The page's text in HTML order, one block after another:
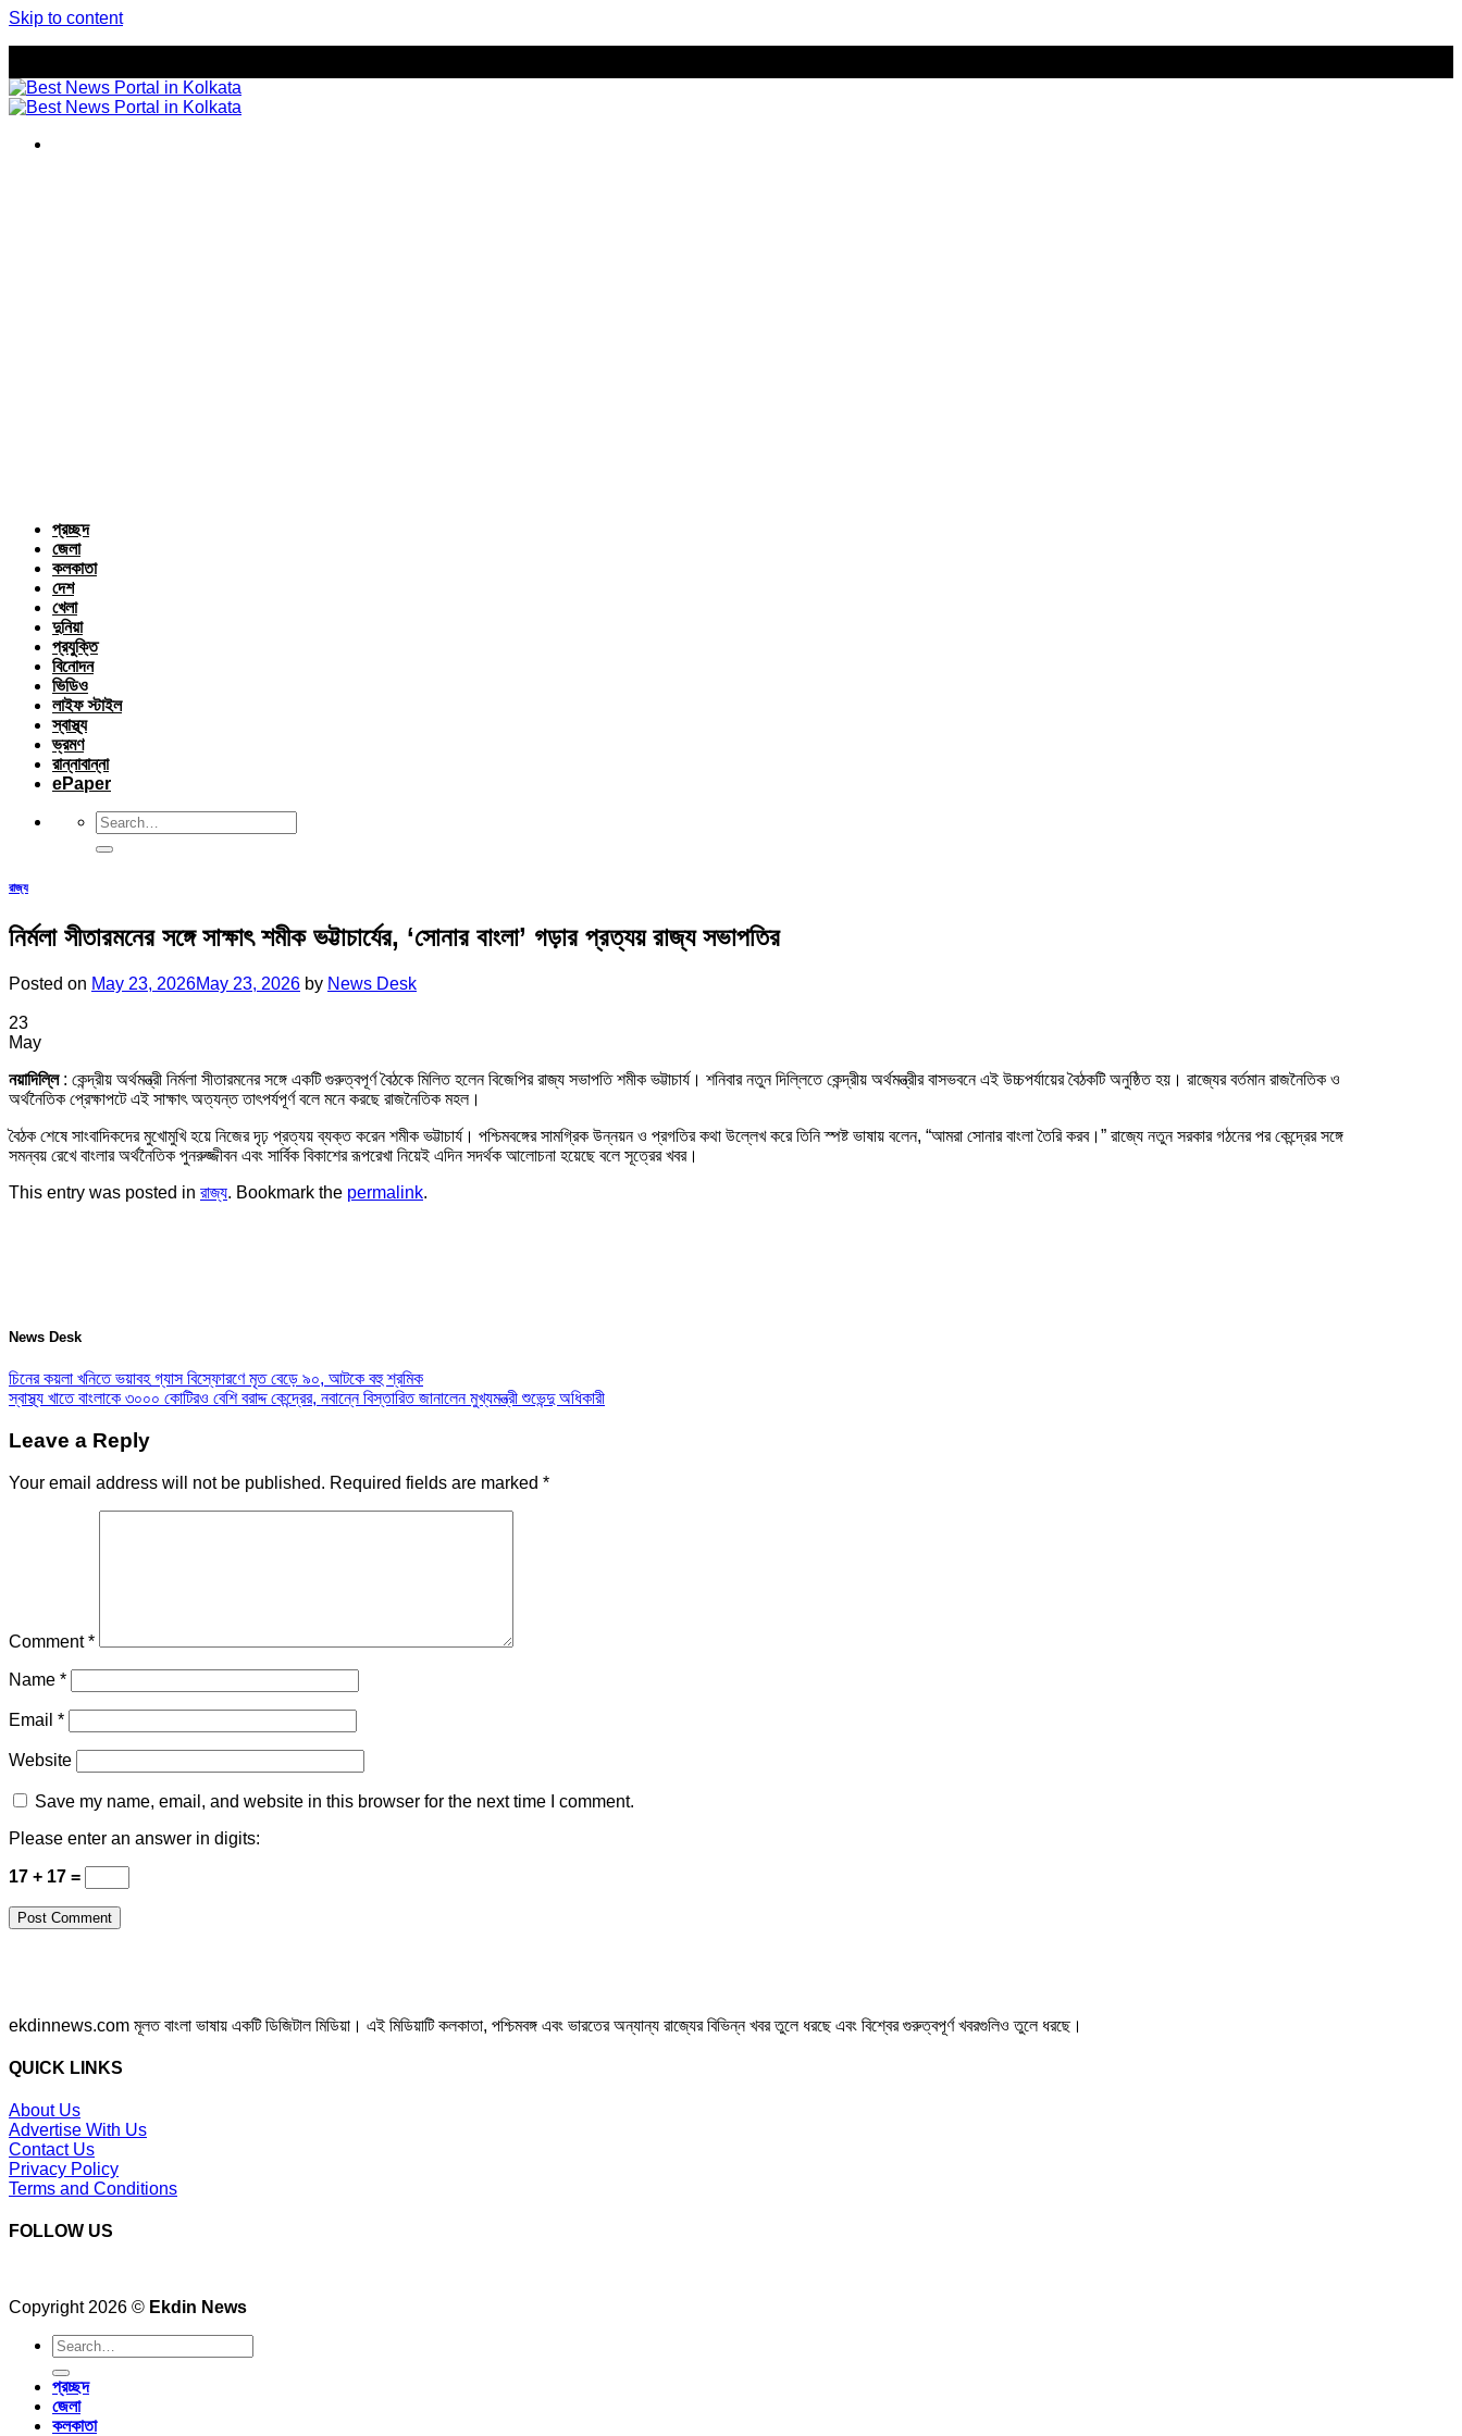
Skip to content
প্রচ্ছদ
জেলা
কলকাতা
দেশ
খেলা
দুনিয়া
প্রযুক্তি
বিনোদন
ভিডিও
লাইফ স্টাইল
স্বাস্থ্য
ভ্রমণ
রান্নাবান্না
ePaper
রাজ্য
নির্মলা সীতারমনের সঙ্গে সাক্ষাৎ শমীক ভট্টাচার্যের, ‘সোনার বাংলা’ গড়ার প্রত্যয় রাজ্য সভাপতির
Posted on May 23, 2026May 23, 2026 by News Desk
23
May
নয়াদিল্লি: কেন্দ্রীয় অর্থমন্ত্রী নির্মলা সীতারমনের সঙ্গে একটি গুরুত্বপূর্ণ বৈঠকে মিলিত হলেন বিজেপির রাজ্য সভাপতি শমীক ভট্টাচার্য। শনিবার নতুন দিল্লিতে কেন্দ্রীয় অর্থমন্ত্রীর বাসভবনে এই উচ্চপর্যায়ের বৈঠকটি অনুষ্ঠিত হয়। রাজ্যের বর্তমান রাজনৈতিক ও
অর্থনৈতিক প্রেক্ষাপটে এই সাক্ষাৎ অত্যন্ত তাৎপর্যপূর্ণ বলে মনে করছে রাজনৈতিক মহল।
বৈঠক শেষে সাংবাদিকদের মুখোমুখি হয়ে নিজের দৃঢ় প্রত্যয় ব্যক্ত করেন শমীক ভট্টাচার্য। পশ্চিমবঙ্গের সামগ্রিক উন্নয়ন ও প্রগতির কথা উল্লেখ করে তিনি স্পষ্ট ভাষায় বলেন, “আমরা সোনার বাংলা তৈরি করব।” রাজ্যে নতুন সরকার গঠনের পর কেন্দ্রের সঙ্গে
সমন্বয় রেখে বাংলার অর্থনৈতিক পুনরুজ্জীবন এবং সার্বিক বিকাশের রূপরেখা নিয়েই এদিন সদর্থক আলোচনা হয়েছে বলে সূত্রের খবর।
This entry was posted in রাজ্য. Bookmark the permalink.
News Desk
চিনের কয়লা খনিতে ভয়াবহ গ্যাস বিস্ফোরণে মৃত বেড়ে ৯০, আটকে বহু শ্রমিক
স্বাস্থ্য খাতে বাংলাকে ৩০০০ কোটিরও বেশি বরাদ্দ কেন্দ্রের, নবান্নে বিস্তারিত জানালেন মুখ্যমন্ত্রী শুভেন্দু অধিকারী
Leave a Reply
Your email address will not be published. Required fields are marked *
Comment*
Name *
Email *
Website
Save my name, email, and website in this browser for the next time I comment.
Please enter an answer in digits:
17 + 17 =
ekdinnews.com মূলত বাংলা ভাষায় একটি ডিজিটাল মিডিয়া। এই মিডিয়াটি কলকাতা, পশ্চিমবঙ্গ এবং ভারতের অন্যান্য রাজ্যের বিভিন্ন খবর তুলে ধরছে এবং বিশ্বের গুরুত্বপূর্ণ খবরগুলিও তুলে ধরছে।
QUICK LINKS
About Us
Advertise With Us
Contact Us
Privacy Policy
Terms and Conditions
FOLLOW US
Copyright 2026 © Ekdin News
প্রচ্ছদ
জেলা
কলকাতা